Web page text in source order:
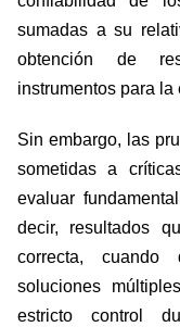
sumadas a su
obtención de
instrumentos para la
Sin embargo, las
sometidas a
evaluar
decir, resultados
correcta,
soluciones
estricto control